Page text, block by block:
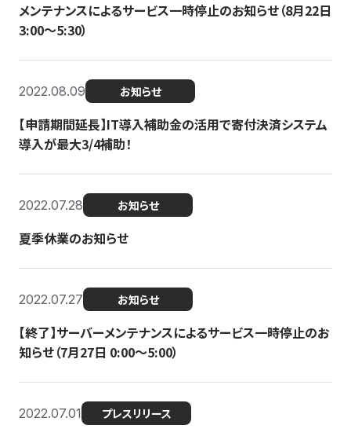
メンテナンスによるサービス一時停止のお知らせ（8月22日
3:00〜5:30）
2022.08.09 お知らせ
【申請期間延長】IT導入補助金の活用で寄付決済システム
導入が最大3/4補助！
2022.07.28 お知らせ
夏季休業のお知らせ
2022.07.27 お知らせ
【終了】サーバーメンテナンスによるサービス一時停止のお
知らせ（7月27日 0:00〜5:00）
2022.07.01 プレスリリース